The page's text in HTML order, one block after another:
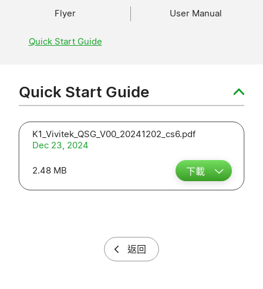
Flyer User Manual
Quick Start Guide
Quick Start Guide
K1_Vivitek_QSG_V00_20241202_cs6.pdf
Dec 23, 2024
2.48 MB 下載
返回